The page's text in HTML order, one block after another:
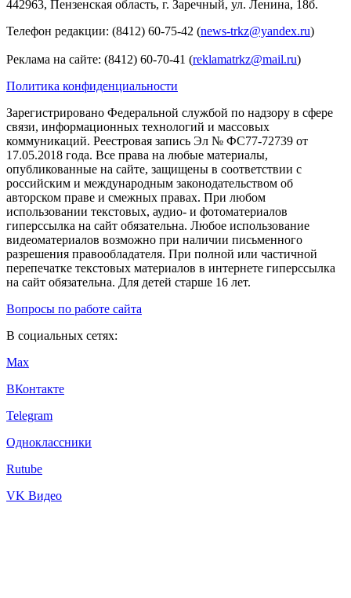
442963, Пензенская область, г. Заречный, ул. Ленина, 18б.
Телефон редакции: (8412) 60-75-42 (news-trkz@yandex.ru)
Реклама на сайте: (8412) 60-70-41 (reklamatrkz@mail.ru)
Политика конфиденциальности
Зарегистрировано Федеральной службой по надзору в сфере
связи, информационных технологий и массовых
коммуникаций. Реестровая запись Эл № ФС77-72739 от
17.05.2018 года. Все права на любые материалы,
опубликованные на сайте, защищены в соответствии с
российским и международным законодательством об
авторском праве и смежных правах. При любом
использовании текстовых, аудио- и фотоматериалов
гиперссылка на сайт обязательна. Любое использование
видеоматериалов возможно при наличии письменного
разрешения правообладателя. При полной или частичной
перепечатке текстовых материалов в интернете гиперссылка
на сайт обязательна. Для детей старше 16 лет.
Вопросы по работе сайта
В социальных сетях:
Max
ВКонтакте
Telegram
Одноклассники
Rutube
VK Видео